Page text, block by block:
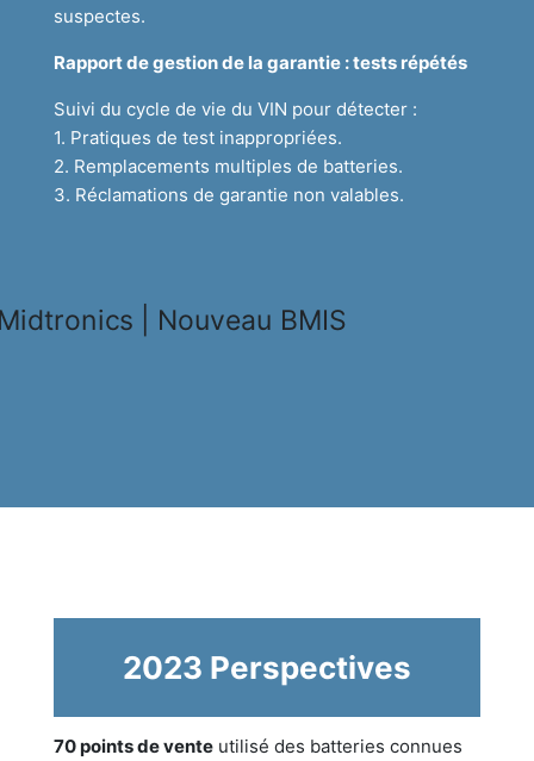
suspectes.
Rapport de gestion de la garantie : tests répétés
Suivi du cycle de vie du VIN pour détecter :
1. Pratiques de test inappropriées.
2. Remplacements multiples de batteries.
3. Réclamations de garantie non valables.
2023 Perspectives
70 points de venteutilisé des batteries connues